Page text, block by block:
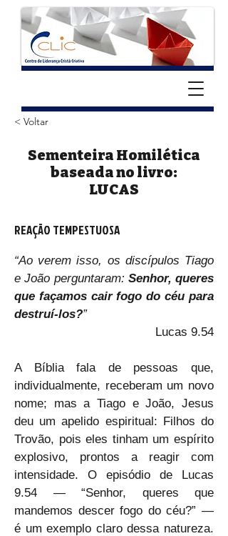
< Voltar
Sementeira Homilética
baseada no livro:
LUCAS
REAÇÃO TEMPESTUOSA
“Ao verem isso, os discípulos Tiago
e João perguntaram: Senhor, queres
que façamos cair fogo do céu para
destruí-los?”
Lucas 9.54
A Bíblia fala de pessoas que,
individualmente, receberam um novo
nome; mas a Tiago e João, Jesus
deu um apelido espiritual: Filhos do
Trovão, pois eles tinham um espírito
explosivo, prontos a reagir com
intensidade. O episódio de Lucas
9.54 — “Senhor, queres que
mandemos descer fogo do céu?” —
é um exemplo claro dessa natureza.